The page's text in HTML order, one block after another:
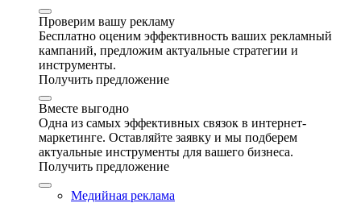
Проверим вашу рекламу
Бесплатно оценим эффективность ваших рекламный
кампаний, предложим актуальные стратегии и
инструменты.
Получить предложение
Вместе выгодно
Одна из самых эффективных связок в интернет-
маркетинге. Оставляйте заявку и мы подберем
актуальные инструменты для вашего бизнеса.
Получить предложение
Медийная реклама